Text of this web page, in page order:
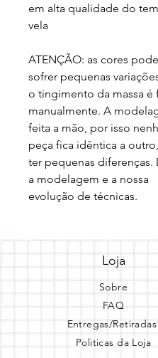
em alta qualidade do
vela
ATENÇÃO: as cores
sofrer pequenas
o tingimento da massa é
manualmente. A
feita a mão, por isso
peça fica idêntica a
ter pequenas diferenças.
a modelagem e a nossa
evolução de técnicas.
Loja
Sobre
FAQ
Entregas/Retiradas
Politicas da Loja